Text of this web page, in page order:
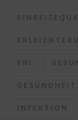
FHI
INFEKTION